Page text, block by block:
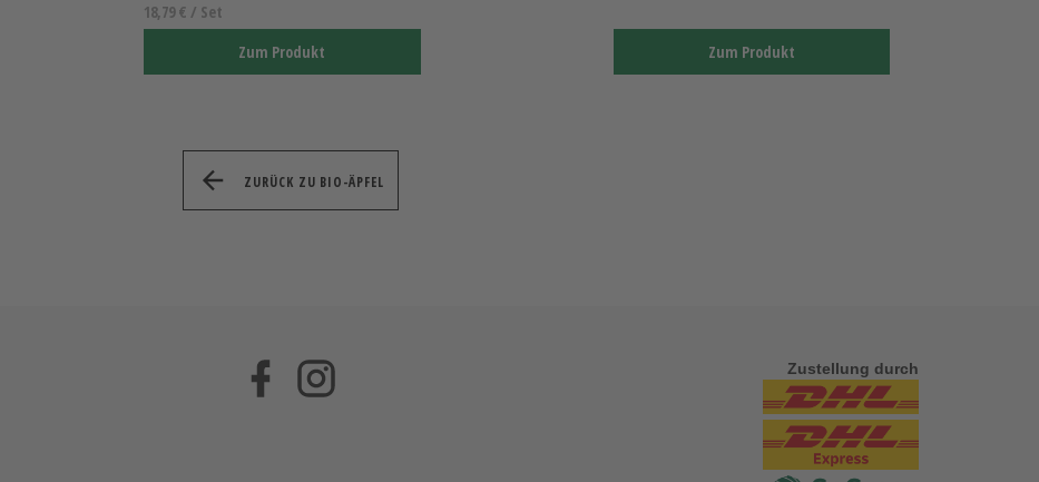
18,79 € / Set
Zum Produkt
Zum Produkt
ZURÜCK ZU BIO-ÄPFEL
Facebook Zustellung durch